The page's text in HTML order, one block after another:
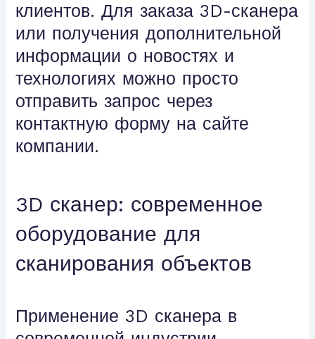
клиентов. Для заказа 3D-сканера
или получения дополнительной
информации о новостях и
технологиях можно просто
отправить запрос через
контактную форму на сайте
компании.
3D сканер: современное
оборудование для
сканирования объектов
Применение 3D сканера в